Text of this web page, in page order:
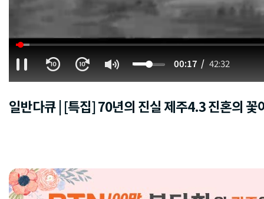
00:18 42:32
일반다큐 | [특집] 70년의 진실 제주4.3 진혼의 꽃